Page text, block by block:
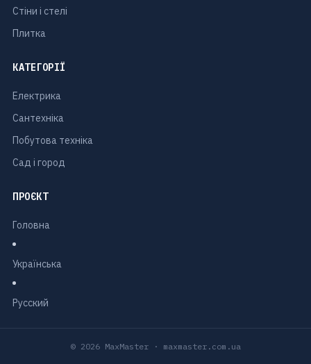
Стіни і стелі
Плитка
КАТЕГОРІЇ
Електрика
Сантехніка
Побутова техніка
Сад і город
ПРОЄКТ
Головна
Українська
Русский
© 2026 MaxMaster · maxmaster.com.ua